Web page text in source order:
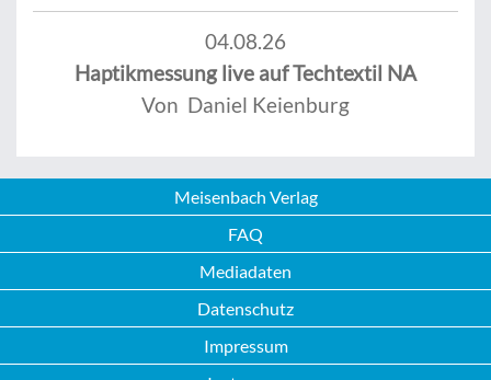
04.08.26
Haptikmessung live auf Techtextil NA
Von Daniel Keienburg
Meisenbach Verlag
FAQ
Mediadaten
Datenschutz
Impressum